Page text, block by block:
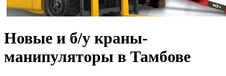
Новые и б/у краны-
манипуляторы в Тамбове